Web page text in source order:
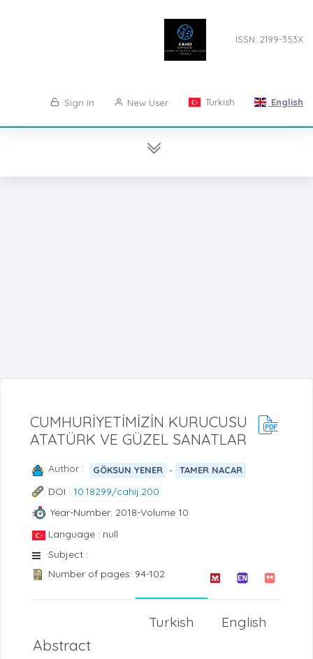
ISSN: 2199-353X
Sign in New User Turkish English
CUMHURİYETİMİZİN KURUCUSU
ATATÜRK VE GÜZEL SANATLAR
Author : GÖKSUN YENER - TAMER NACAR
DOI : 10.18299/cahij.200
Year-Number: 2018-Volume 10
Language : null
Subject :
Number of pages: 94-102
English
Turkish
Abstract